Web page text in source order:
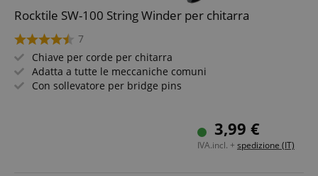
Rocktile SW-100 String Winder per chitarra
7
Chiave per corde per chitarra
Adatta a tutte le meccaniche comuni
Con sollevatore per bridge pins
3,99 €
IVA.incl. + spedizione (IT)